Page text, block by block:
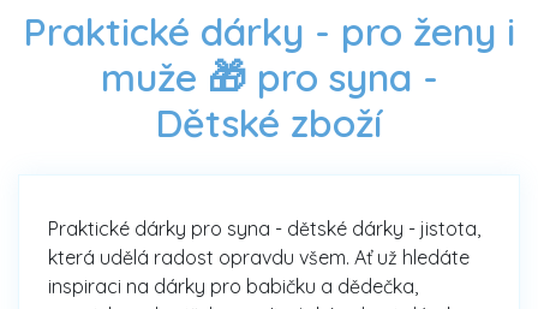
Praktické dárky - pro ženy i
muže 🎁 pro syna -
Dětské zboží
Praktické dárky pro syna - dětské dárky - jistota,
která udělá radost opravdu všem. Ať už hledáte
inspiraci na dárky pro babičku a dědečka,